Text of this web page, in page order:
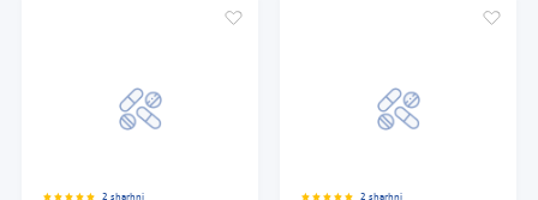
2 sharhni 2 sharhni